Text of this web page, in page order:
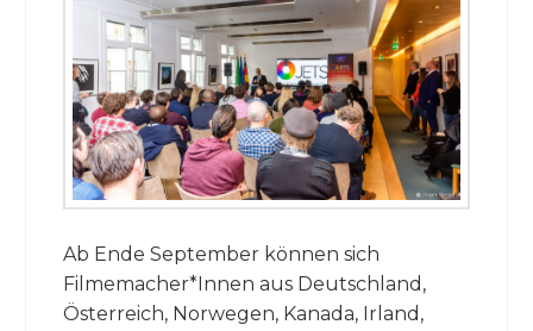
Ab Ende September können sich
Filmemacher*Innen aus Deutschland,
Österreich, Norwegen, Kanada, Irland,